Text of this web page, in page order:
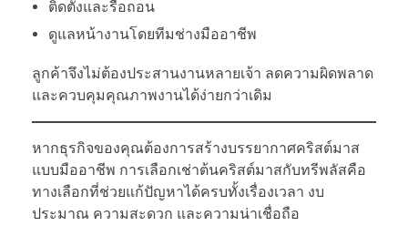
ติดตั้งและรื้อถอน
ดูแลหน้างานโดยทีมช่างมืออาชีพ
ลูกค้าจึงไม่ต้องประสานงานหลายเจ้า ลดความผิดพลาด
และควบคุมคุณภาพงานได้ง่ายกว่าเดิม
หากธุรกิจของคุณต้องการสร้างบรรยากาศคริสต์มาส
แบบมืออาชีพ การเลือกเช่าต้นคริสต์มาสกับทรีพลัสคือ
ทางเลือกที่ช่วยแก้ปัญหาได้ครบทั้งเรื่องเวลา งบ
ประมาณ ความสะดวก และความน่าเชื่อถือ